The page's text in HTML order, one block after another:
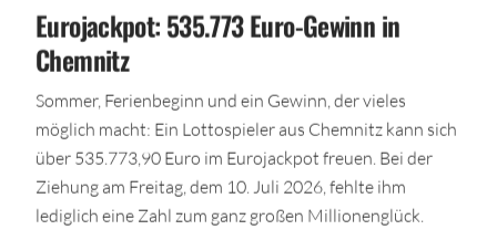
Eurojackpot: 535.773 Euro-Gewinn in
Chemnitz
Sommer, Ferienbeginn und ein Gewinn, der vieles
möglich macht: Ein Lottospieler aus Chemnitz kann sich
über 535.773,90 Euro im Eurojackpot freuen. Bei der
Ziehung am Freitag, dem 10. Juli 2026, fehlte ihm
lediglich eine Zahl zum ganz großen Millionenglück.